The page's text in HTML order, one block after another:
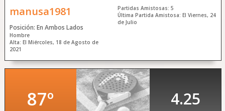
manusa1981
Posición: En Ambos Lados
Hombre
Alta: El Miércoles, 18 de Agosto de
2021
Partidas Amistosas: 5
Última Partida Amistosa: El Viernes, 24
de Julio
87º 4.25